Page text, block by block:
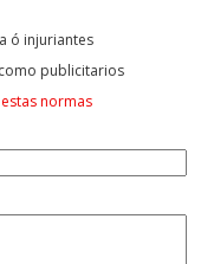
ó injuriantes
publicitarios
normas